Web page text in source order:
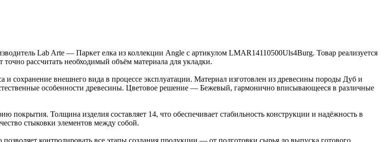
Lab Arte — Паркет елка из коллекции Angle с артикулом LMAR14110500Uls4Burg. Товар реализуется
рассчитать необходимый объём материала для укладки.
сохранение внешнего вида в процессе эксплуатации. Материал изготовлен из древесины породы Дуб и
особенности древесины. Цветовое решение — Бежевый, гармонично вписывающееся в различные
Толщина изделия составляет 14, что обеспечивает стабильность конструкции и надёжность в
стыковки элементов между собой.
контролировать все этапы создания продукции — от подготовки сырья до выпуска готового